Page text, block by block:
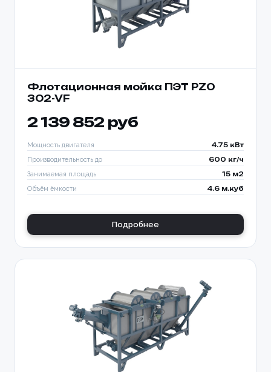
Флотационная мойка ПЭТ PZO
302-VF
2 139 852 руб
Мощность двигателя 4.75 кВт
Производительность до 600 кг/ч
Занимаемая площадь 15 м2
Объём ёмкости 4.6 м.куб
Подробнее